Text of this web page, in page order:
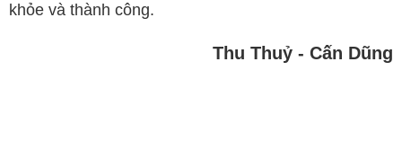
khỏe và thành công.
Thu Thuỷ - Cấn Dũng